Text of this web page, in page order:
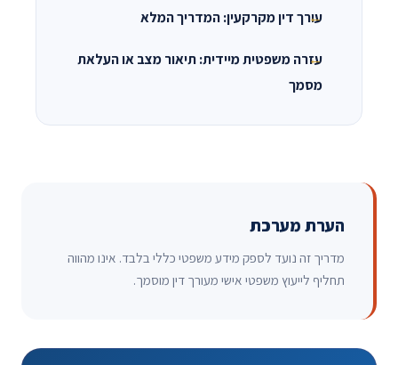
עורך דין מקרקעין: המדריך המלא
עזרה משפטית מיידית: תיאור מצב או העלאת
מסמך
הערת מערכת
מדריך זה נועד לספק מידע משפטי כללי בלבד. אינו מהווה
תחליף לייעוץ משפטי אישי מעורך דין מוסמך.